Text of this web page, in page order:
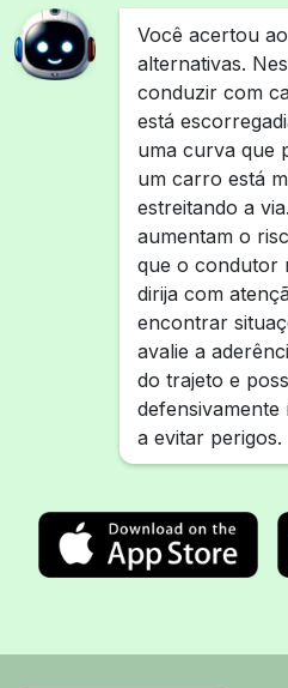
Você acertou
alternativas.
conduzir com
está
uma curva que
um carro está
estreitando a
aumentam o
que o condutor
dirija com
encontrar
avalie a
do trajeto e
defensivamente
a evitar perigos.